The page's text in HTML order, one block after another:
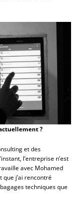
?
et des
l’entreprise n’est
avec Mohamed
que j’ai rencontré
techniques que